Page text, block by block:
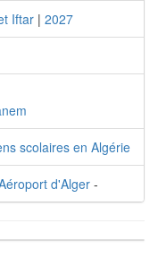
Iftar | 2027
scolaires en Algérie
d'Alger -